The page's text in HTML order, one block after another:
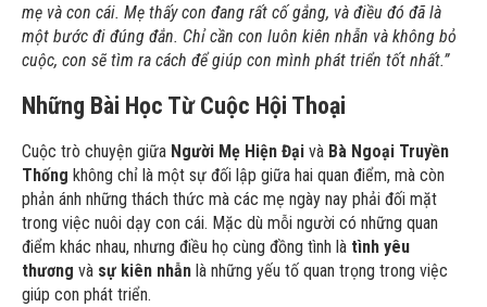
mẹ và con cái. Mẹ thấy con đang rất cố gắng, và điều đó đã là
một bước đi đúng đắn. Chỉ cần con luôn kiên nhẫn và không bỏ
cuộc, con sẽ tìm ra cách để giúp con mình phát triển tốt nhất.”
Những Bài Học Từ Cuộc Hội Thoại
Cuộc trò chuyện giữa Người Mẹ Hiện Đại và Bà Ngoại Truyền
Thống không chỉ là một sự đối lập giữa hai quan điểm, mà còn
phản ánh những thách thức mà các mẹ ngày nay phải đối mặt
trong việc nuôi dạy con cái. Mặc dù mỗi người có những quan
điểm khác nhau, nhưng điều họ cùng đồng tình là tình yêu
thương và sự kiên nhẫn là những yếu tố quan trọng trong việc
giúp con phát triển.